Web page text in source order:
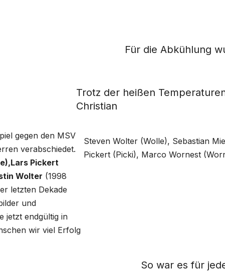
Für die Abkühlung
Trotz der heißen
Christian
gegen den MSV
verabschiedet.
Pickert
Wolter (1998
letzten Dekade
und
jetzt endgültig in
wir viel Erfolg
Steven Wolter (Wolle), Sebastian
Pickert (Picki), Marco Wornest
So war es für